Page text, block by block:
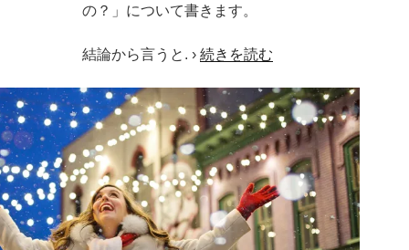
の？」について書きます。
結論から言うと. ›続きを読む